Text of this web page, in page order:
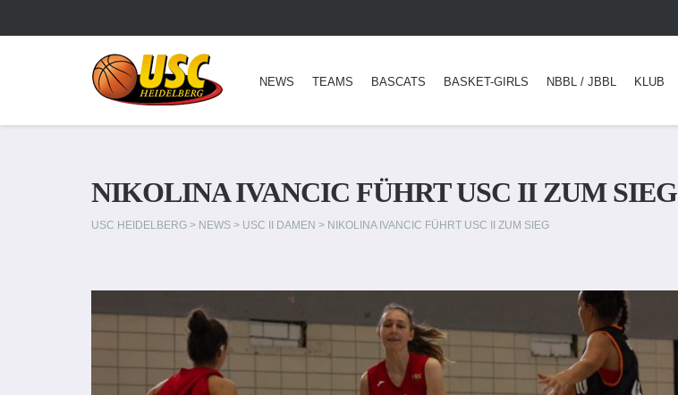
NEWS TEAMS BASCATS BASKET-GIRLS NBBL / JBBL KLUB
NIKOLINA IVANCIC FÜHRT USC II ZUM SIEG
USC HEIDELBERG > NEWS > USC II DAMEN > NIKOLINA IVANCIC FÜHRT USC II ZUM SIEG